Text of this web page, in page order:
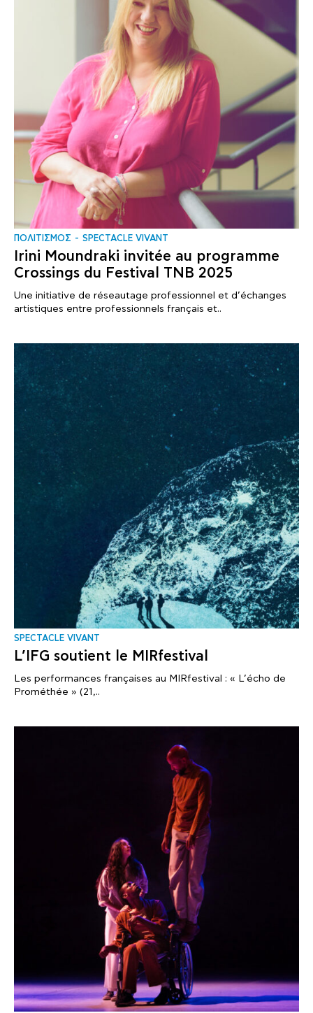
ΠΟΛΙΤΙΣΜΟΣ SPECTACLE VIVANT
Irini Moundraki invitée au programme
Crossings du Festival TNB 2025
Une initiative de réseautage professionnel et d’échanges
artistiques entre professionnels français et..
SPECTACLE VIVANT
L’IFG soutient le MIRfestival
Les performances françaises au MIRfestival : « L’écho de
Prométhée » (21,..